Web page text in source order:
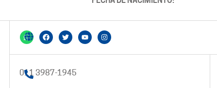
011 3987-1945